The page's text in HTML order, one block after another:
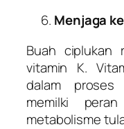
Menjaga
Buah ciplukan
vitamin K.
dalam proses
memilki
metabolisme